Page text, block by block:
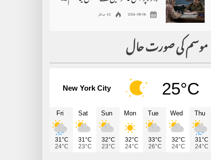
2026-08-06 62 مناظر
موسم کی صورت حال
New York City 25°C
Fri
31°C
24°C
Sat
31°C
23°C
Sun
32°C
23°C
Mon
32°C
24°C
Tue
33°C
26°C
Wed
32°C
24°C
Thu
31°C
24°C